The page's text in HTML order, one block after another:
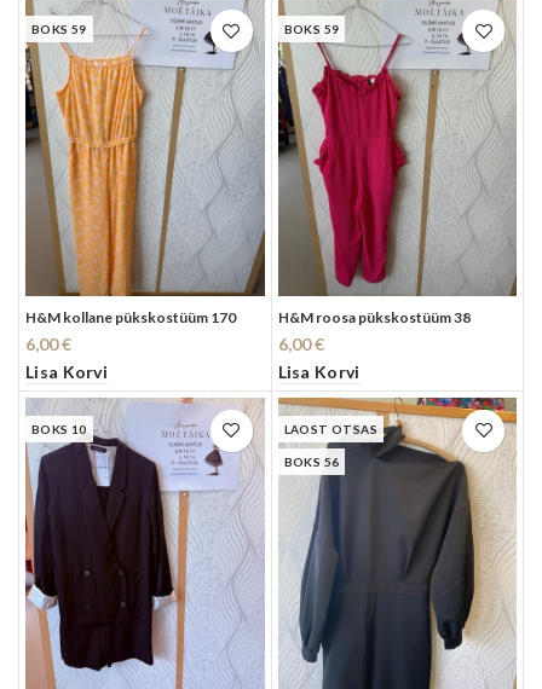
BOKS 59
H&M kollane pükskostüüm 170
6,00€
Lisa Korvi
BOKS 59
H&M roosa pükskostüüm 38
6,00€
Lisa Korvi
BOKS 10 LAOST OTSAS
BOKS 56